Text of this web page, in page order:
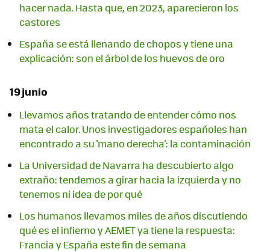
hacer nada. Hasta que, en 2023, aparecieron los
castores
España se está llenando de chopos y tiene una
explicación: son el árbol de los huevos de oro
19 junio
Llevamos años tratando de entender cómo nos
mata el calor. Unos investigadores españoles han
encontrado a su 'mano derecha': la contaminación
La Universidad de Navarra ha descubierto algo
extraño: tendemos a girar hacia la izquierda y no
tenemos ni idea de por qué
Los humanos llevamos miles de años discutiendo
qué es el infierno y AEMET ya tiene la respuesta:
Francia y España este fin de semana